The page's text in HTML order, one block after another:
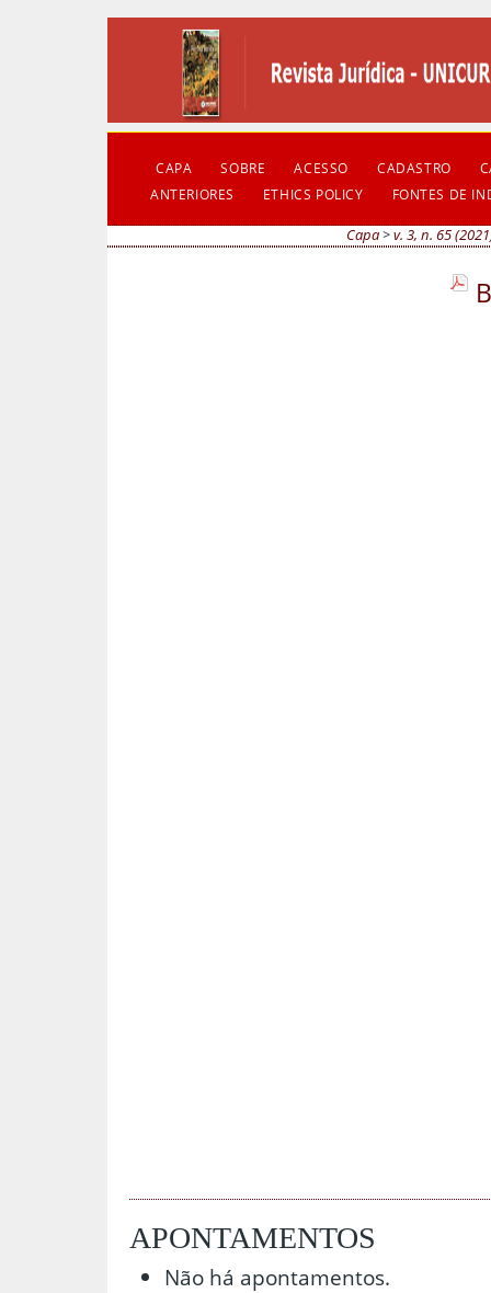
CAPA SOBRE ACESSO CADASTRO
ANTERIORES
ETHICS POLICY FONTES DE
Capa>v. 3, n. 65
APONTAMENTOS
Não há apontamentos.